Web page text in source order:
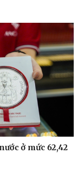
ở mức 62,42